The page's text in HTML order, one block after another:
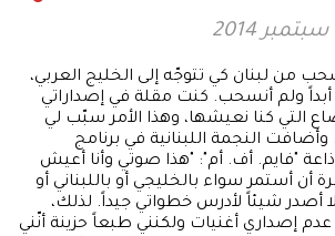
من لبنان كي تتوجّه إلى الخليج العربي،
أبداً ولم أنسحب. كنت مقلة في إصداراتي
التي كنا نعيشها، وهذا الأمر سبّب لي
النجمة اللبنانية في برنامج
"فايم. أف. أم": "هذا صوتي وأنا أعيش
أن أستمر سواء بالخليجي أو باللبناني أو
أصدر شيئاً لأدرس خطواتي جيداً. لذلك،
إصداري أغنيات ولكنني طبعاً حزينة أنّني